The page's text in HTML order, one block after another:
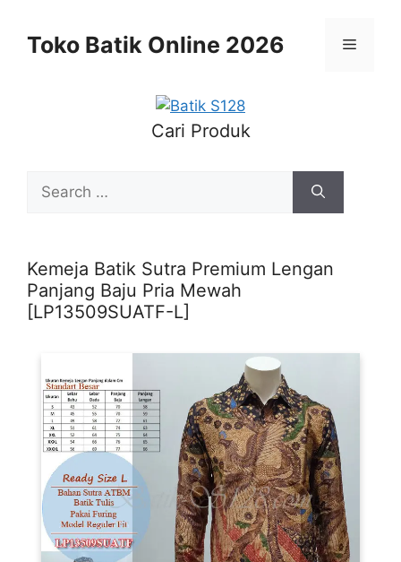
contentToko Batik Online 2026 Menu
Cari Produk
for:
Kemeja Batik Sutra Premium Lengan
Panjang Baju Pria Mewah
[LP13509SUATF-L]